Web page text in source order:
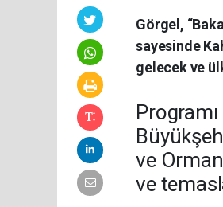
Görgel,
sayesinde
gelecek ve
ve
ve